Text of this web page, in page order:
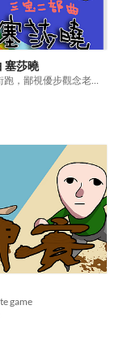
三寶二部曲 塞莎曉
game